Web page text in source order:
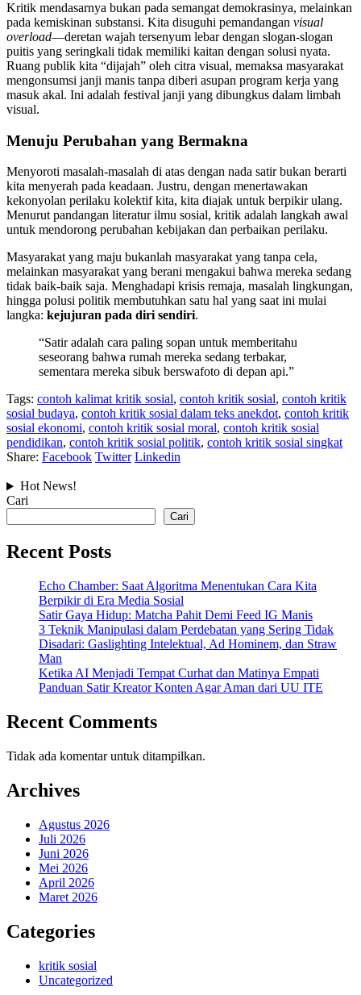
Kritik mendasarnya bukan pada semangat demokrasinya, melainkan
pada kemiskinan substansi. Kita disuguhi pemandangan visual
overload—deretan wajah tersenyum lebar dengan slogan-slogan
puitis yang seringkali tidak memiliki kaitan dengan solusi nyata.
Ruang publik kita “dijajah” oleh citra visual, memaksa masyarakat
mengonsumsi janji manis tanpa diberi asupan program kerja yang
masuk akal. Ini adalah festival janji yang dibungkus dalam limbah
visual.
Menuju Perubahan yang Bermakna
Menyoroti masalah-masalah di atas dengan nada satir bukan berarti
kita menyerah pada keadaan. Justru, dengan menertawakan
kekonyolan perilaku kolektif kita, kita diajak untuk berpikir ulang.
Menurut pandangan literatur ilmu sosial, kritik adalah langkah awal
untuk mendorong perubahan kebijakan dan perbaikan perilaku.
Masyarakat yang maju bukanlah masyarakat yang tanpa cela,
melainkan masyarakat yang berani mengakui bahwa mereka sedang
tidak baik-baik saja. Menghadapi krisis remaja, masalah lingkungan,
hingga polusi politik membutuhkan satu hal yang saat ini mulai
langka: kejujuran pada diri sendiri.
“Satir adalah cara paling sopan untuk memberitahu
seseorang bahwa rumah mereka sedang terbakar,
sementara mereka sibuk berswafoto di depan api.”
Tags: contoh kalimat kritik sosial, contoh kritik sosial, contoh kritik
sosial budaya, contoh kritik sosial dalam teks anekdot, contoh kritik
sosial ekonomi, contoh kritik sosial moral, contoh kritik sosial
pendidikan, contoh kritik sosial politik, contoh kritik sosial singkat
Share: Facebook Twitter Linkedin
Hot News!
Cari
Cari
Recent Posts
Echo Chamber: Saat Algoritma Menentukan Cara Kita
Berpikir di Era Media Sosial
Satir Gaya Hidup: Matcha Pahit Demi Feed IG Manis
3 Teknik Manipulasi dalam Perdebatan yang Sering Tidak
Disadari: Gaslighting Intelektual, Ad Hominem, dan Straw
Man
Ketika AI Menjadi Tempat Curhat dan Matinya Empati
Panduan Satir Kreator Konten Agar Aman dari UU ITE
Recent Comments
Tidak ada komentar untuk ditampilkan.
Archives
Agustus 2026
Juli 2026
Juni 2026
Mei 2026
April 2026
Maret 2026
Categories
kritik sosial
Uncategorized